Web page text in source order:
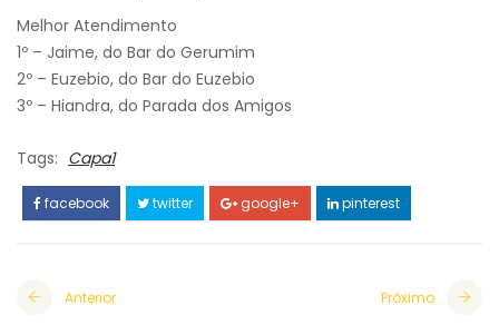
Melhor Atendimento
1º – Jaime, do Bar do Gerumim
2º – Euzebio, do Bar do Euzebio
3º – Hiandra, do Parada dos Amigos
Tags: Capa1
facebook twitter google+ pinterest
Anterior Próximo